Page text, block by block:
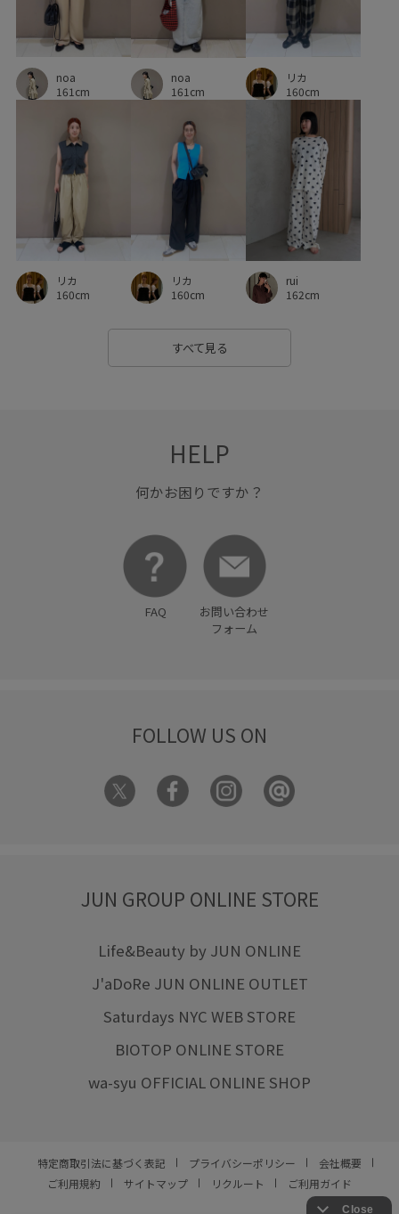
noa
161cm
noa
161cm
リカ
160cm
リカ
160cm
リカ
160cm
rui
162cm
すべて見る
HELP
何かお困りですか？
FAQ
お問い合わせ
フォーム
FOLLOW US ON
JUN GROUP ONLINE STORE
Life&Beauty by JUN ONLINE
J'aDoRe JUN ONLINE OUTLET
Saturdays NYC WEB STORE
BIOTOP ONLINE STORE
wa-syu OFFICIAL ONLINE SHOP
特定商取引法に基づく表記 プライバシーポリシー
会社概要
ご利用規約
サイトマップ リクルート ご利用ガイド